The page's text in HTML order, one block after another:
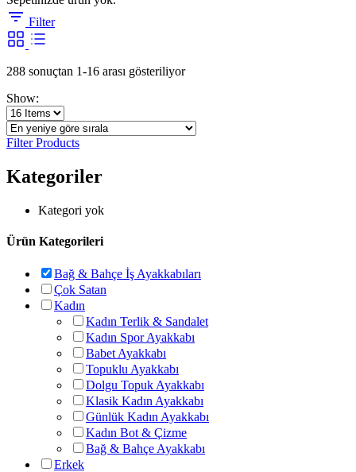
Filter
288 sonuçtan 1-16 arası gösteriliyorEn
Show:
Filter Products
Kategoriler
Kategori yok
Ürün Kategorileri
Bağ & Bahçe İş Ayakkabıları
Çok Satan
Kadın
Kadın Terlik & Sandalet
Kadın Spor Ayakkabı
Babet Ayakkabı
Topuklu Ayakkabı
Dolgu Topuk Ayakkabı
Klasik Kadın Ayakkabı
Günlük Kadın Ayakkabı
Kadın Bot & Çizme
Bağ & Bahçe Ayakkabı
Erkek